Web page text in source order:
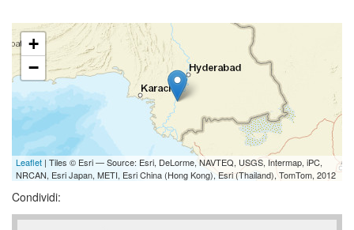
+
−
Leaflet | Tiles © Esri — Source: Esri, DeLorme, NAVTEQ, USGS, Intermap, iPC,
NRCAN, Esri Japan, METI, Esri China (Hong Kong), Esri (Thailand), TomTom, 2012
Condividi: